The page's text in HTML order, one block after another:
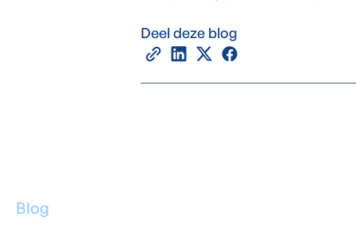
Deel deze blog
Blog